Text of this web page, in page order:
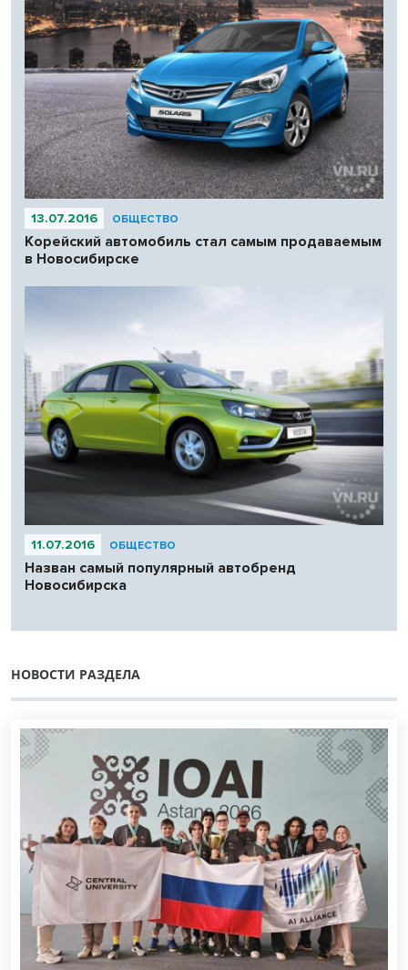
13.07.2016 ОБЩЕСТВО
Корейский автомобиль стал самым продаваемым
в Новосибирске
11.07.2016 ОБЩЕСТВО
Назван самый популярный автобренд
Новосибирска
НОВОСТИ РАЗДЕЛА